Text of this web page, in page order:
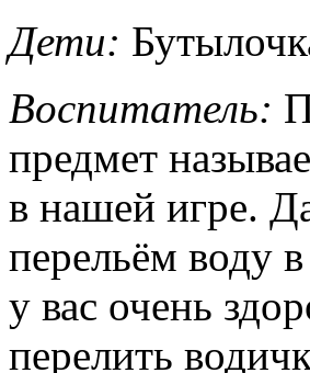
Дети:
Воспитатель:
предмет
в нашей игре.
перельём воду
у вас очень
перелить